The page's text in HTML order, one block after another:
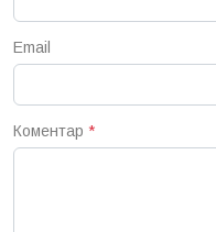
Email
Коментар *